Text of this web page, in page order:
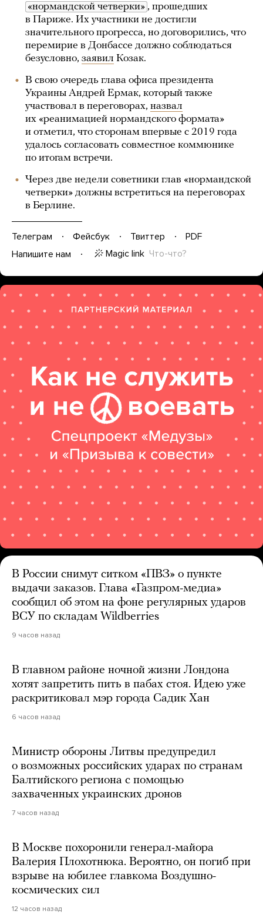
«нормандской четверки» , прошедших
в Париже. Их участники не достигли
значительного прогресса, но договорились, что
перемирие в Донбассе должно соблюдаться
безусловно, заявил Козак.
В свою очередь глава офиса президента
Украины Андрей Ермак, который также
участвовал в переговорах, назвал
их «реанимацией нормандского формата»
и отметил, что сторонам впервые с 2019 года
удалось согласовать совместное коммюнике
по итогам встречи.
Через две недели советники глав «нормандской
четверки» должны встретиться на переговорах
в Берлине.
Телеграм Фейсбук Твиттер
PDF
Напишите нам
Magic link Что-что?
В России снимут ситком «ПВЗ» о пункте
выдачи заказов. Глава «Газпром-медиа»
сообщил об этом на фоне регулярных ударов
ВСУ по складам Wildberries
9 часов назад
В главном районе ночной жизни Лондона
хотят запретить пить в пабах стоя. Идею уже
раскритиковал мэр города Садик Хан
6 часов назад
Министр обороны Литвы предупредил
о возможных российских ударах по странам
Балтийского региона с помощью
захваченных украинских дронов
7 часов назад
В Москве похоронили генерал-майора
Валерия Плохотнюка. Вероятно, он погиб при
взрыве на юбилее главкома Воздушно-
космических сил
12 часов назад